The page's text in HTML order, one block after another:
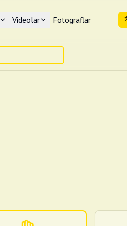
Videolar Fotograflar